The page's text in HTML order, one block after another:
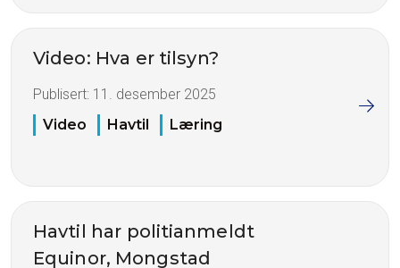
Video: Hva er tilsyn?
Publisert: 11. desember 2025
Video
Havtil Læring
Havtil har politianmeldt
Equinor, Mongstad